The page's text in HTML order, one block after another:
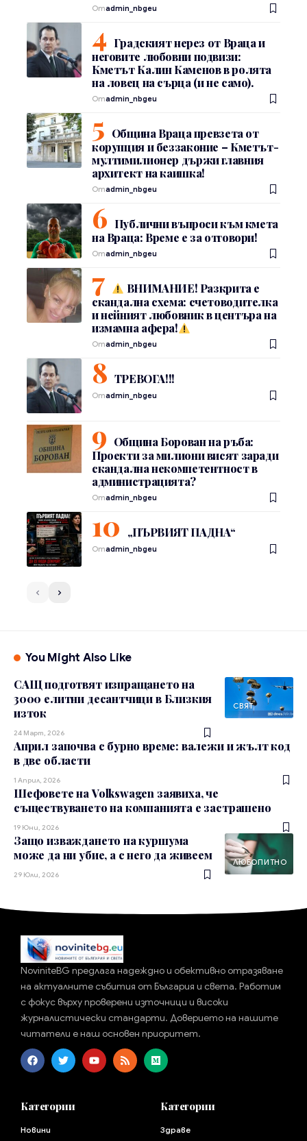
Отadmin_nbgeu
Градският нерез от Враца и
неговите любовни подвизи:
Кметът Калин Каменов в ролята
на ловец на сърца (и не само).
Отadmin_nbgeu
Община Враца превзета от
корупция и беззаконие – Кметът-
мултимилионер държи главния
архитект на каишка!
Отadmin_nbgeu
Публични въпроси към кмета
на Враца: Време е за отговори!
Отadmin_nbgeu
ВНИМАНИЕ! Разкрита е
скандална схема: счетоводителка
и нейният любовник в центъра на
измамна афера!
Отadmin_nbgeu
ТРЕВОГА!!!
Отadmin_nbgeu
Община Борован на ръба:
Проекти за милиони висят заради
скандална некомпетентност в
администрацията?
Отadmin_nbgeu
„ПЪРВИЯТ ПАДНА“
Отadmin_nbgeu
You Might Also Like
СВЯТ
САЩ подготвят изпращането на
3000 елитни десантчици в Близкия
изток
24 Март, 2026
Април започва с бурно време: валежи и жълт код
в две области
1 Април, 2026
Шефовете на Volkswagen заявиха, че
съществуването на компанията е застрашено
19 Юни, 2026
ЛЮБОПИТНО
Защо изваждането на куршума
може да ни убие, а с него да живеем
29 Юли, 2026
NoviniteBG предлага надеждно и обективно отразяване
на актуалните събития от България и света. Работим
с фокус върху проверени източници и високи
журналистически стандарти. Доверието на нашите
читатели е наш основен приоритет.
Категории
Новини
Категории
Здраве